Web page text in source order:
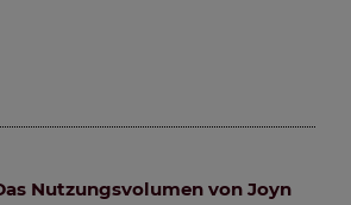
Nutzungsvolumen von Joyn